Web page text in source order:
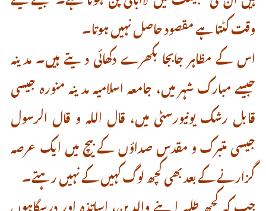
وقت کٹتا ہے مقصود حاصل نہیں ہوتا۔
اس کے مظاہر جابجا بکھرے دکھائی دیتے ہیں۔ مدینہ
جیسے مبارک شہر میں، جامعہ اسلامیہ مدینہ منورہ جیسی
قابل رشک یونیورسٹی میں، قال اللہ و قال الرسول
جیسی متبرک و مقدس صداؤں کے بیچ میں ایک عرصہ
گزارنے کے بعدبھی کچھ لوگ کہیں کے نہیں رہتے۔
جب کہ کچھ طلبہ اپنے والدین، اساتذہ اور درسگاہوں